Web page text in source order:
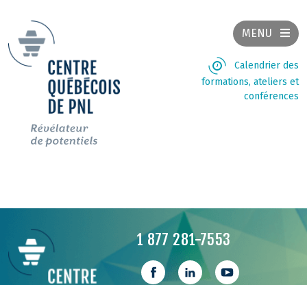
MENU
Calendrier des
formations, ateliers et
conférences
1 877 281-7553